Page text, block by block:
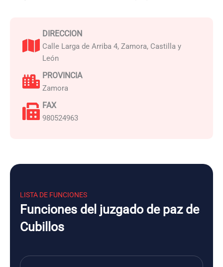
DIRECCION
Calle Larga de Arriba 4, Zamora, Castilla y
León
PROVINCIA
Zamora
FAX
980524963
LISTA DE FUNCIONES
Funciones del juzgado de paz de
Cubillos